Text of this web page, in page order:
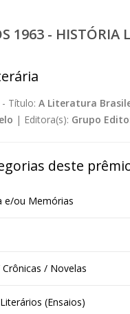
1963 - HISTÓRIA
Título: A Literatura
| Editora(s): Grupo
deste
e/ou Memórias
/ Novelas
(Ensaios)